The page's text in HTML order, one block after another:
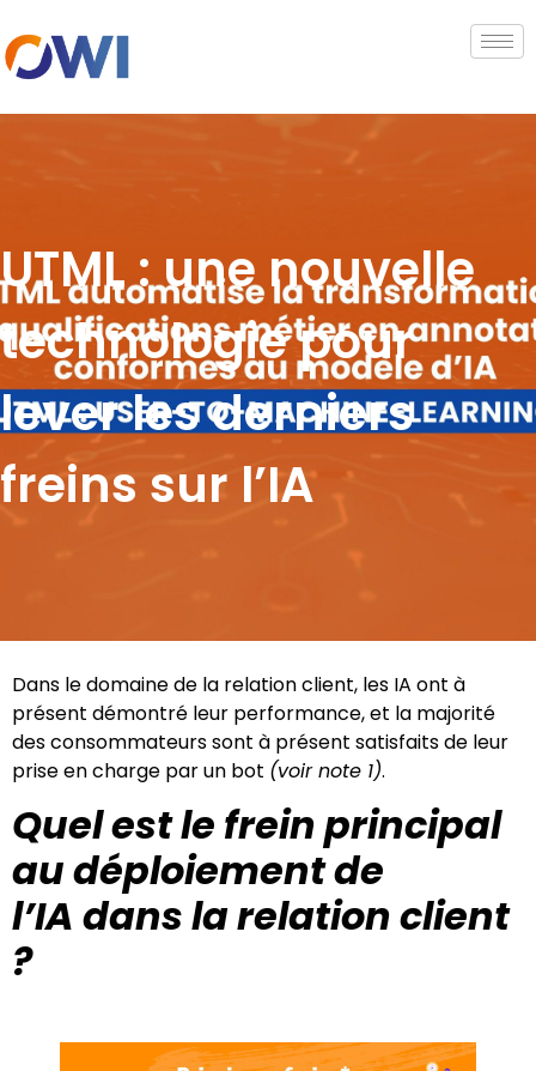
UTML : une nouvelle
technologie pour
lever les derniers
freins sur l’IA
Dans le domaine de la relation client, les IA ont à
présent démontré leur performance, et la majorité
des consommateurs sont à présent satisfaits de leur
prise en charge par un bot (voir note 1).
Quel est le frein principal
au déploiement de
l’IA dans la relation client
?